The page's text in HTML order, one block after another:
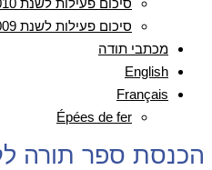
סיכום פעילות לשנת 2009
מכתבי תודה
English
Français
Épées de fer
הכנסת ספר תורה